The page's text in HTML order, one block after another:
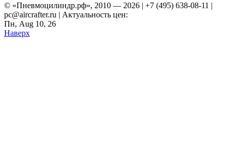
© «Пневмоцилиндр.рф», 2010 — 2026 | +7 (495) 638-08-11 |
pc@aircrafter.ru | Актуальность цен:
Пн, Aug 10, 26
Наверх